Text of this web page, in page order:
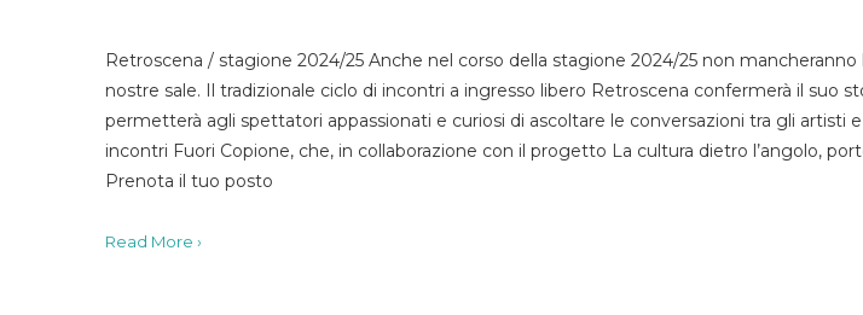
Retroscena / stagione 2024/25 Anche nel corso della stagione 2024/25 non
nostre sale. Il tradizionale ciclo di incontri a ingresso libero Retroscena confermerà il
permetterà agli spettatori appassionati e curiosi di ascoltare le conversazioni tra gli artisti
incontri Fuori Copione, che, in collaborazione con il progetto La cultura dietro l’angolo,
Prenota il tuo posto
Read More ›